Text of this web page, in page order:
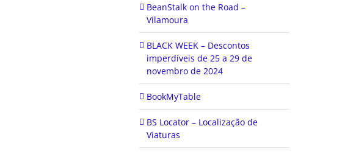
BeanStalk on the Road –
Vilamoura
BLACK WEEK – Descontos
imperdíveis de 25 a 29 de
novembro de 2024
BookMyTable
BS Locator – Localização de
Viaturas